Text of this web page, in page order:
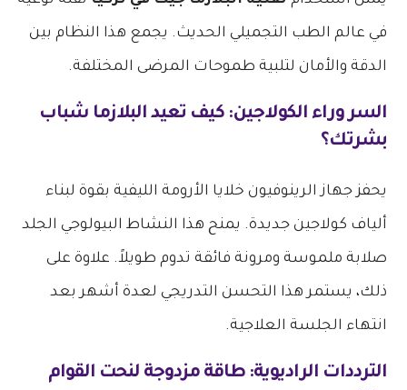
في عالم الطب التجميلي الحديث. يجمع هذا النظام بين
الدقة والأمان لتلبية طموحات المرضى المختلفة.
​السر وراء الكولاجين: كيف تعيد البلازما شباب
بشرتك؟
​يحفز جهاز الرينوفيون خلايا الأرومة الليفية بقوة لبناء
ألياف كولاجين جديدة. يمنح هذا النشاط البيولوجي الجلد
صلابة ملموسة ومرونة فائقة تدوم طويلاً. علاوة على
ذلك، يستمر هذا التحسن التدريجي لعدة أشهر بعد
انتهاء الجلسة العلاجية.
​الترددات الراديوية: طاقة مزدوجة لنحت القوام